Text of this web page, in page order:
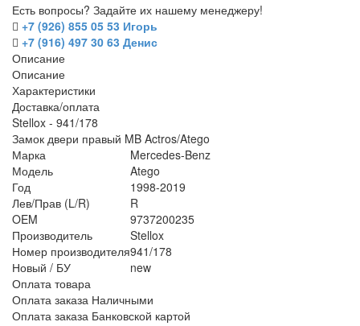
Есть вопросы? Задайте их нашему менеджеру!
+7 (926) 855 05 53 Игорь
+7 (916) 497 30 63 Денис
Описание
Описание
Характеристики
Доставка/оплата
Stellox - 941/178
Замок двери правый MB Actros/Atego
Марка
Mercedes-Benz
Модель
Atego
Год
1998-2019
Лев/Прав (L/R)
R
OEM
9737200235
Производитель
Stellox
Номер производителя941/178
Новый / БУ
new
Оплата товара
Оплата заказа Наличными
Оплата заказа Банковской картой